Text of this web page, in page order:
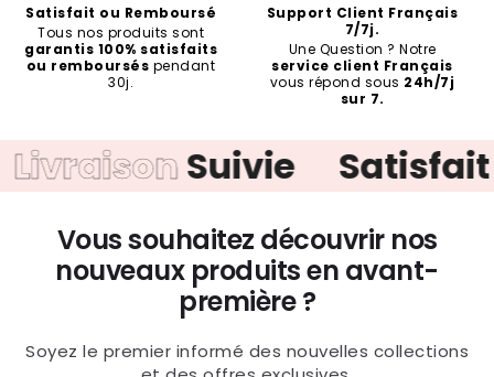
Satisfait ou Remboursé
Tous nos produits sont
garantis 100% satisfaits
ou remboursés pendant
30j.
Support Client Français
7/7j.
Une Question ? Notre
service client Français
vous répond sous 24h/7j
sur 7.
Suivie Satisfaitou
Vous souhaitez découvrir nos
nouveaux produits en avant-
première ?
Soyez le premier informé des nouvelles collections